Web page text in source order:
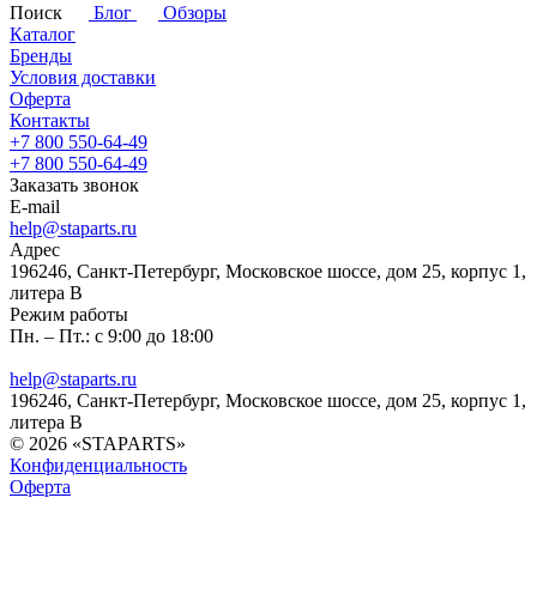
Поиск
Блог
Обзоры
Каталог
Бренды
Условия доставки
Оферта
Контакты
+7 800 550-64-49
+7 800 550-64-49
Заказать звонок
E-mail
help@staparts.ru
Адрес
196246, Санкт-Петербург, Московское шоссе, дом 25, корпус 1,
литера В
Режим работы
Пн. – Пт.: с 9:00 до 18:00
help@staparts.ru
196246, Санкт-Петербург, Московское шоссе, дом 25, корпус 1,
литера В
© 2026 «STAPARTS»
Конфиденциальность
Оферта